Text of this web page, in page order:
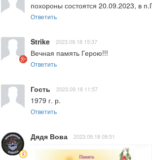
похороны состоятся 20.09.2023, в
Ответить
Strike 2023.09.18 15:37
Вечная память Герою!!!
Ответить
Гость 2023.09.18 11:57
1979 г. р.
Ответить
Дядя Вова 2023.09.18 09:51